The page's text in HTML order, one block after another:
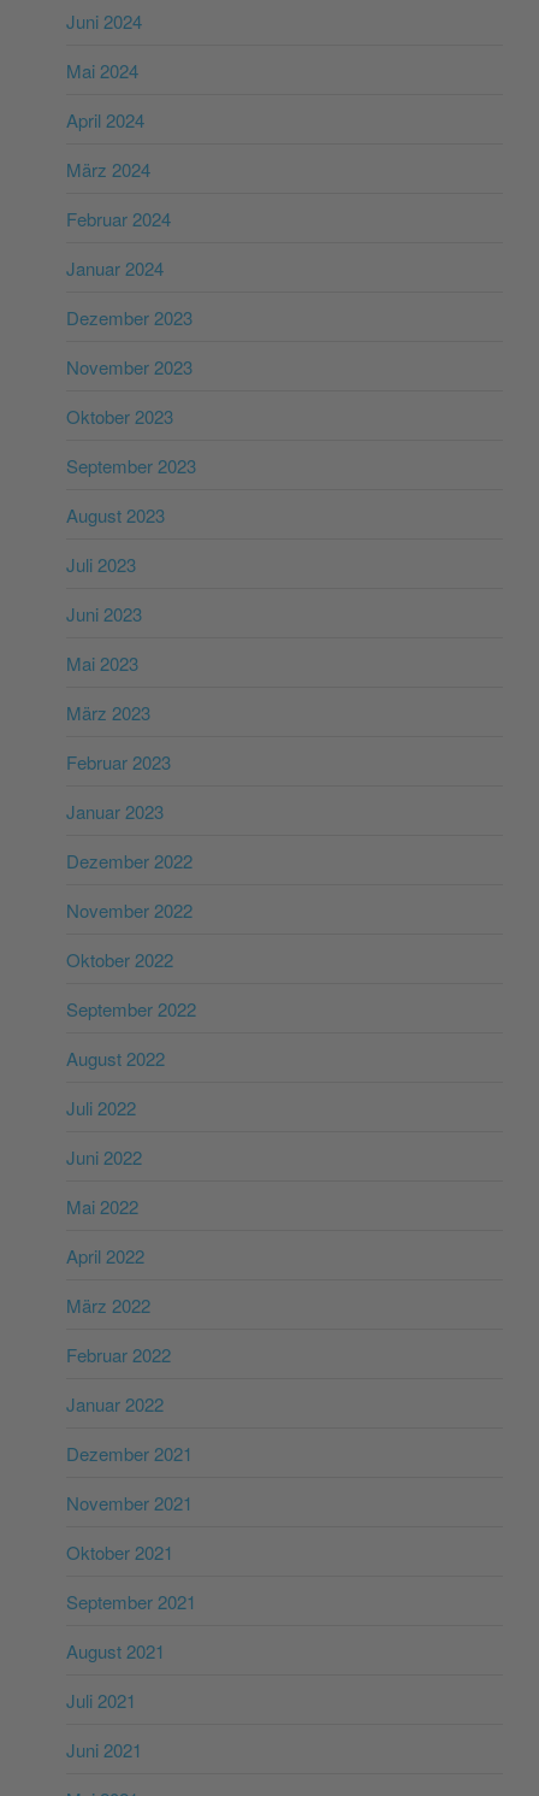
Juni 2024
Mai 2024
April 2024
März 2024
Februar 2024
Januar 2024
Dezember 2023
November 2023
Oktober 2023
September 2023
August 2023
Juli 2023
Juni 2023
Mai 2023
März 2023
Februar 2023
Januar 2023
Dezember 2022
November 2022
Oktober 2022
September 2022
August 2022
Juli 2022
Juni 2022
Mai 2022
April 2022
März 2022
Februar 2022
Januar 2022
Dezember 2021
November 2021
Oktober 2021
September 2021
August 2021
Juli 2021
Juni 2021